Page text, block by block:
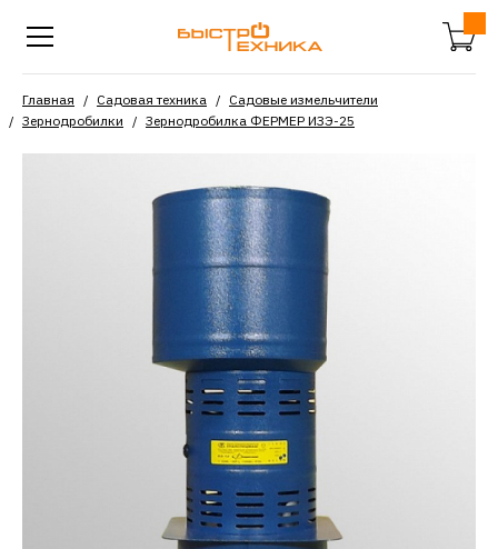
Главная Садовая техника
Садовые измельчители
Зернодробилки
Зернодробилка ФЕРМЕР ИЗЭ-25